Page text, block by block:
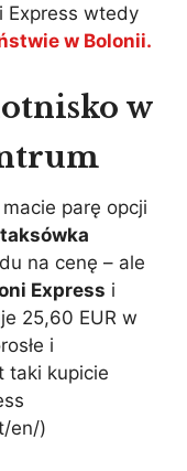
Express wtedy
w Bolonii.
w
parę opcji
na cenę – ale
Express i
25,60 EUR w
i
taki kupicie
en/)